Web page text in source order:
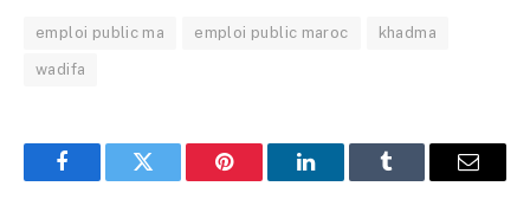
emploi public ma emploi public maroc khadma
wadifa
FacebookTwitter Pinterest LinkedInTumblr Email